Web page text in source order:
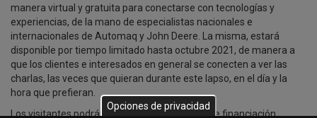
manera virtual y gratuita para conectarse con tecnologías y
experiencias, de la mano de especialistas nacionales e
internacionales de Automaq y John Deere. La misma, estará
disponible por tiempo limitado hasta octubre 2021, de manera a
que los clientes e interesados en general se conecten a ver las
charlas, las veces que quieran durante este lapso, en el día y la
hora que prefieran.
Los visitantes podrán acceder a condiciones de financiación
Opciones de privacidad